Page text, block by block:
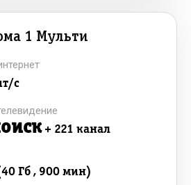
1 Мульти
с
+ 221 канал
Гб , 900 мин)